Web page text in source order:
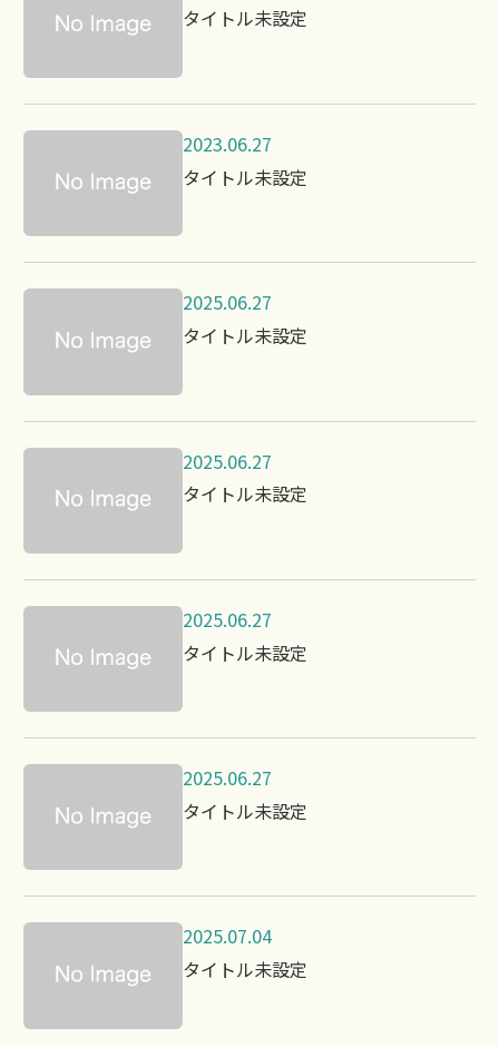
タイトル未設定
2023.06.27
タイトル未設定
2025.06.27
タイトル未設定
2025.06.27
タイトル未設定
2025.06.27
タイトル未設定
2025.06.27
タイトル未設定
2025.07.04
タイトル未設定